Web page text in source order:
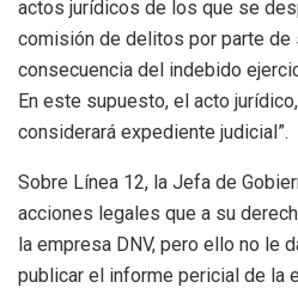
actos jurídicos de los que se
comisión de delitos por parte
consecuencia del indebido
En este supuesto, el acto
considerará expediente judicial”.
Sobre Línea 12, la Jefa de
acciones legales que a su
la empresa DNV, pero ello no le
publicar el informe pericial de la